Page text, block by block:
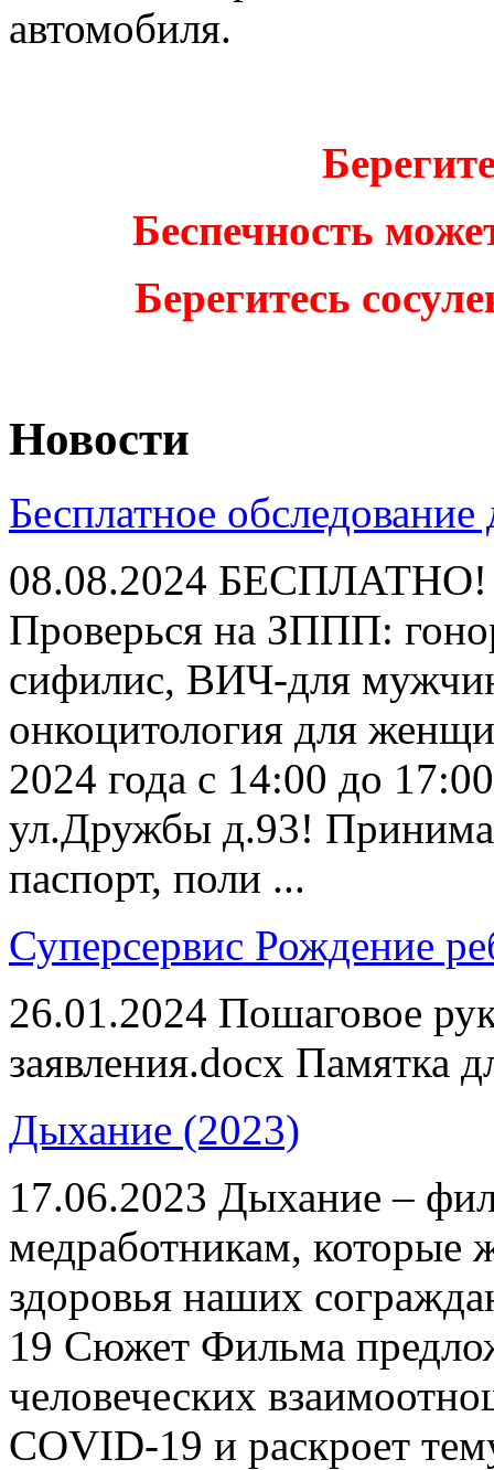
автомобиля.
Беспечность
Берегитесь
Новости
Бесплатное
08.08.2024
Проверься на ЗППП:
сифилис, ВИЧ-для
онкоцитология для
2024 года с 14:00 до
ул.Дружбы д.93!
паспорт, поли ...
Суперсервис Рождение
26.01.2024 Пошаговое
заявления.docx Памятка
Дыхание (2023)
17.06.2023 Дыхание –
медработникам, которые
здоровья наших
19 Сюжет Фильма
человеческих
COVID-19 и раскроет